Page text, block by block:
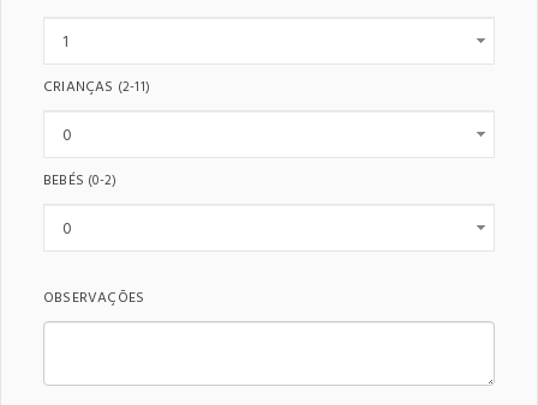
CRIANÇAS (2-11)
BEBÉS (0-2)
OBSERVAÇÕES